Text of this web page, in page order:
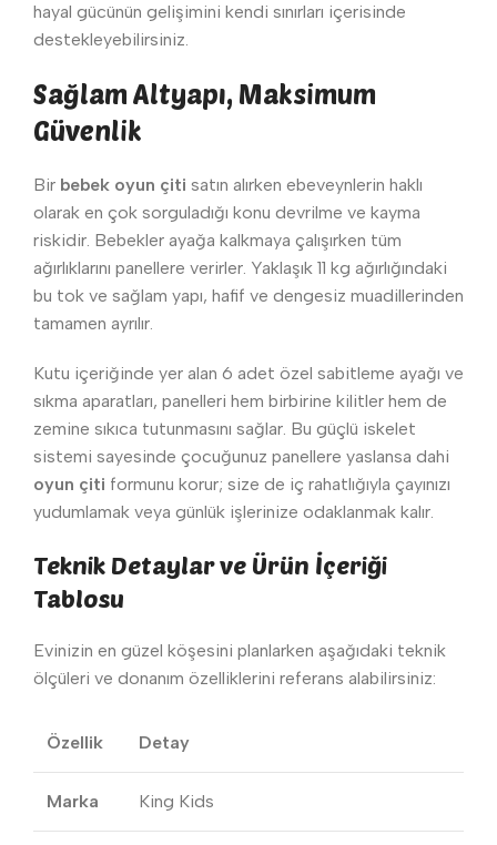
hayal gücünün gelişimini kendi sınırları içerisinde
destekleyebilirsiniz.
Sağlam Altyapı, Maksimum
Güvenlik
Bir bebek oyun çiti satın alırken ebeveynlerin haklı
olarak en çok sorguladığı konu devrilme ve kayma
riskidir. Bebekler ayağa kalkmaya çalışırken tüm
ağırlıklarını panellere verirler. Yaklaşık 11 kg ağırlığındaki
bu tok ve sağlam yapı, hafif ve dengesiz muadillerinden
tamamen ayrılır.
Kutu içeriğinde yer alan 6 adet özel sabitleme ayağı ve
sıkma aparatları, panelleri hem birbirine kilitler hem de
zemine sıkıca tutunmasını sağlar. Bu güçlü iskelet
sistemi sayesinde çocuğunuz panellere yaslansa dahi
oyun çiti formunu korur; size de iç rahatlığıyla çayınızı
yudumlamak veya günlük işlerinize odaklanmak kalır.
Teknik Detaylar ve Ürün İçeriği
Tablosu
Evinizin en güzel köşesini planlarken aşağıdaki teknik
ölçüleri ve donanım özelliklerini referans alabilirsiniz:
Özellik Detay
Marka King Kids